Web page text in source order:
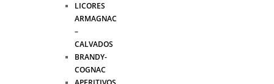
LICORES
ARMAGNAC
–
CALVADOS
BRANDY-
COGNAC